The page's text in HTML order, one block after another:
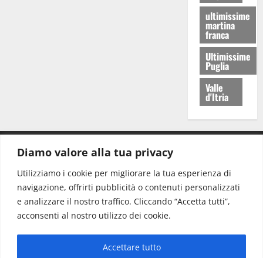
Diamo valore alla tua privacy
Utilizziamo i cookie per migliorare la tua esperienza di
navigazione, offrirti pubblicità o contenuti personalizzati
e analizzare il nostro traffico. Cliccando “Accetta tutti”,
acconsenti al nostro utilizzo dei cookie.
Accettare tutto
ultimissime
martina
franca
Ultimissime
Puglia
Valle
d'Itria
Redazione: redazione@www.martinasera.it
Direttore:direttore@www.martinasera.it
Info & Commerciale:info@www.martinasera.it